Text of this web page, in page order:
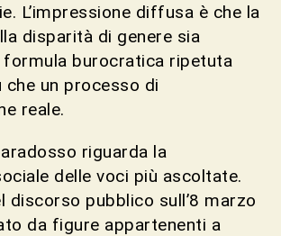
L’impressione diffusa è che la
disparità di genere sia
formula burocratica ripetuta
che un processo di
reale.
riguarda la
delle voci più ascoltate.
discorso pubblico sull’8 marzo
da figure appartenenti a